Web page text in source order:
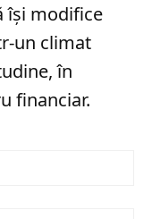
își modifice
un climat
în
financiar.